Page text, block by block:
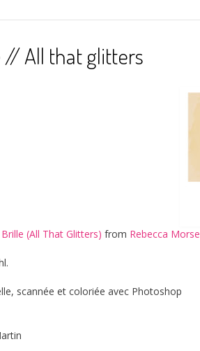
// All that glitters
(All That Glitters) from Rebecca Morse
scannée et coloriée avec Photoshop